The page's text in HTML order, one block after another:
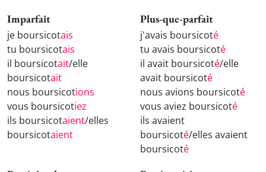
Imparfait
je boursicotais
tu boursicotais
il boursicotait/elle
boursicotait
nous boursicotions
vous boursicotiez
ils boursicotaient/elles
boursicotaient
Plus-que-parfait
j'avais boursicoté
tu avais boursicoté
il avait boursicoté/elle
avait boursicoté
nous avions boursicoté
vous aviez boursicoté
ils avaient
boursicoté/elles avaient
boursicoté